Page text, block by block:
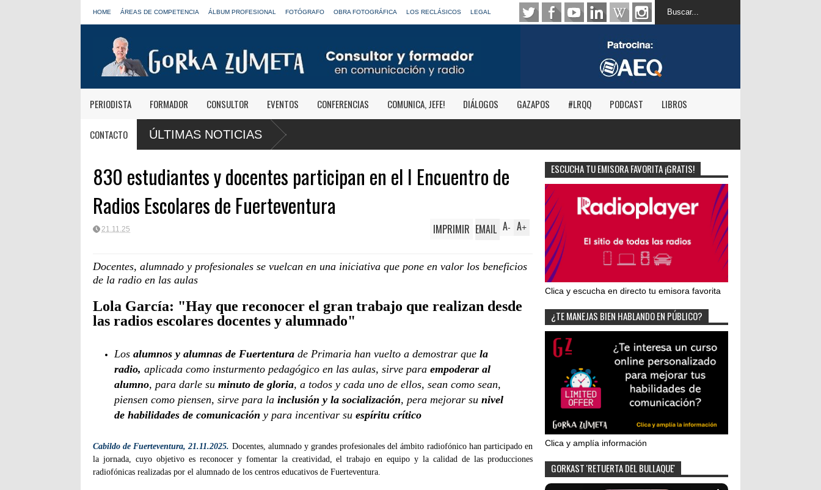
HOME ÁREAS DE COMPETENCIA ÁLBUM PROFESIONAL FOTÓGRAFO OBRA FOTOGRÁFICA LOS RECLÁSICOS LEGAL
PERIODISTA FORMADOR CONSULTOR EVENTOS CONFERENCIAS COMUNICA, JEFE! DIÁLOGOS GAZAPOS #LRQQ PODCAST LIBROS
CONTACTO ÚLTIMAS NOTICIAS
830 estudiantes y docentes participan en el I Encuentro de
Radios Escolares de Fuerteventura
21.11.25 A+
A-
IMPRIMIR EMAIL
Docentes, alumnado y profesionales se vuelcan en una iniciativa que pone en valor los beneficios
de la radio en las aulas
Lola García: "Hay que reconocer el gran trabajo que realizan desde
las radios escolares docentes y alumnado"
Los alumnos y alumnas de Fuertentura de Primaria han vuelto a demostrar que la
radio, aplicada como insturmento pedagógico en las aulas, sirve para empoderar al
alumno, para darle su minuto de gloria, a todos y cada uno de ellos, sean como sean,
piensen como piensen, sirve para la inclusión y la socialización, pera mejorar su nivel
de habilidades de comunicación y para incentivar su espíritu crítico
Cabildo de Fuerteventura, 21.11.2025. Docentes, alumnado y grandes profesionales del ámbito radiofónico han participado en
la jornada, cuyo objetivo es reconocer y fomentar la creatividad, el trabajo en equipo y la calidad de las producciones
radiofónicas realizadas por el alumnado de los centros educativos de Fuerteventura.
ESCUCHA TU EMISORA FAVORITA ¡GRATIS!
Clica y escucha en directo tu emisora favorita
¿TE MANEJAS BIEN HABLANDO EN PÚBLICO?
Clica y amplía información
GORKAST 'RETUERTA DEL BULLAQUE'